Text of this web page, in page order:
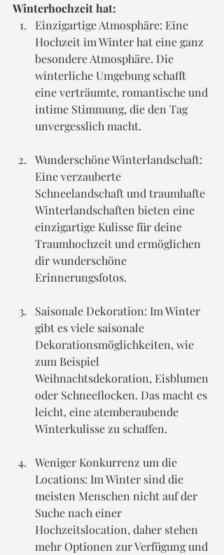
Winterhochzeit hat:
Einzigartige Atmosphäre: Eine
Hochzeit im Winter hat eine ganz
besondere Atmosphäre. Die
winterliche Umgebung schafft
eine verträumte, romantische und
intime Stimmung, die den Tag
unvergesslich macht.
Wunderschöne Winterlandschaft:
Eine verzauberte
Schneelandschaft und traumhafte
Winterlandschaften bieten eine
einzigartige Kulisse für deine
Traumhochzeit und ermöglichen
dir wunderschöne
Erinnerungsfotos.
Saisonale Dekoration: Im Winter
gibt es viele saisonale
Dekorationsmöglichkeiten, wie
zum Beispiel
Weihnachtsdekoration, Eisblumen
oder Schneeflocken. Das macht es
leicht, eine atemberaubende
Winterkulisse zu schaffen.
Weniger Konkurrenz um die
Locations: Im Winter sind die
meisten Menschen nicht auf der
Suche nach einer
Hochzeitslocation, daher stehen
mehr Optionen zur Verfügung und